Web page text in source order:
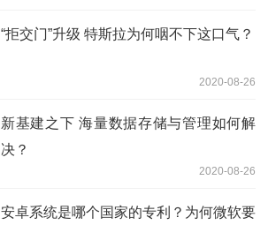
“拒交门”升级 特斯拉为何咽不下这口气？
2020-08-26
新基建之下 海量数据存储与管理如何解
决？
2020-08-26
安卓系统是哪个国家的专利？为何微软要